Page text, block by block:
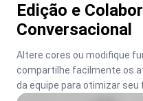
Edição e
Conversacional
Altere cores ou modifique
compartilhe facilmente os
da equipe para otimizar seu